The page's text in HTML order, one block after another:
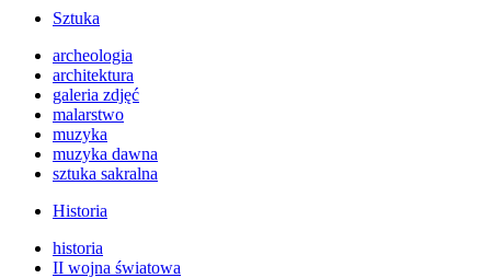
Sztuka
archeologia
architektura
galeria zdjęć
malarstwo
muzyka
muzyka dawna
sztuka sakralna
Historia
historia
II wojna światowa